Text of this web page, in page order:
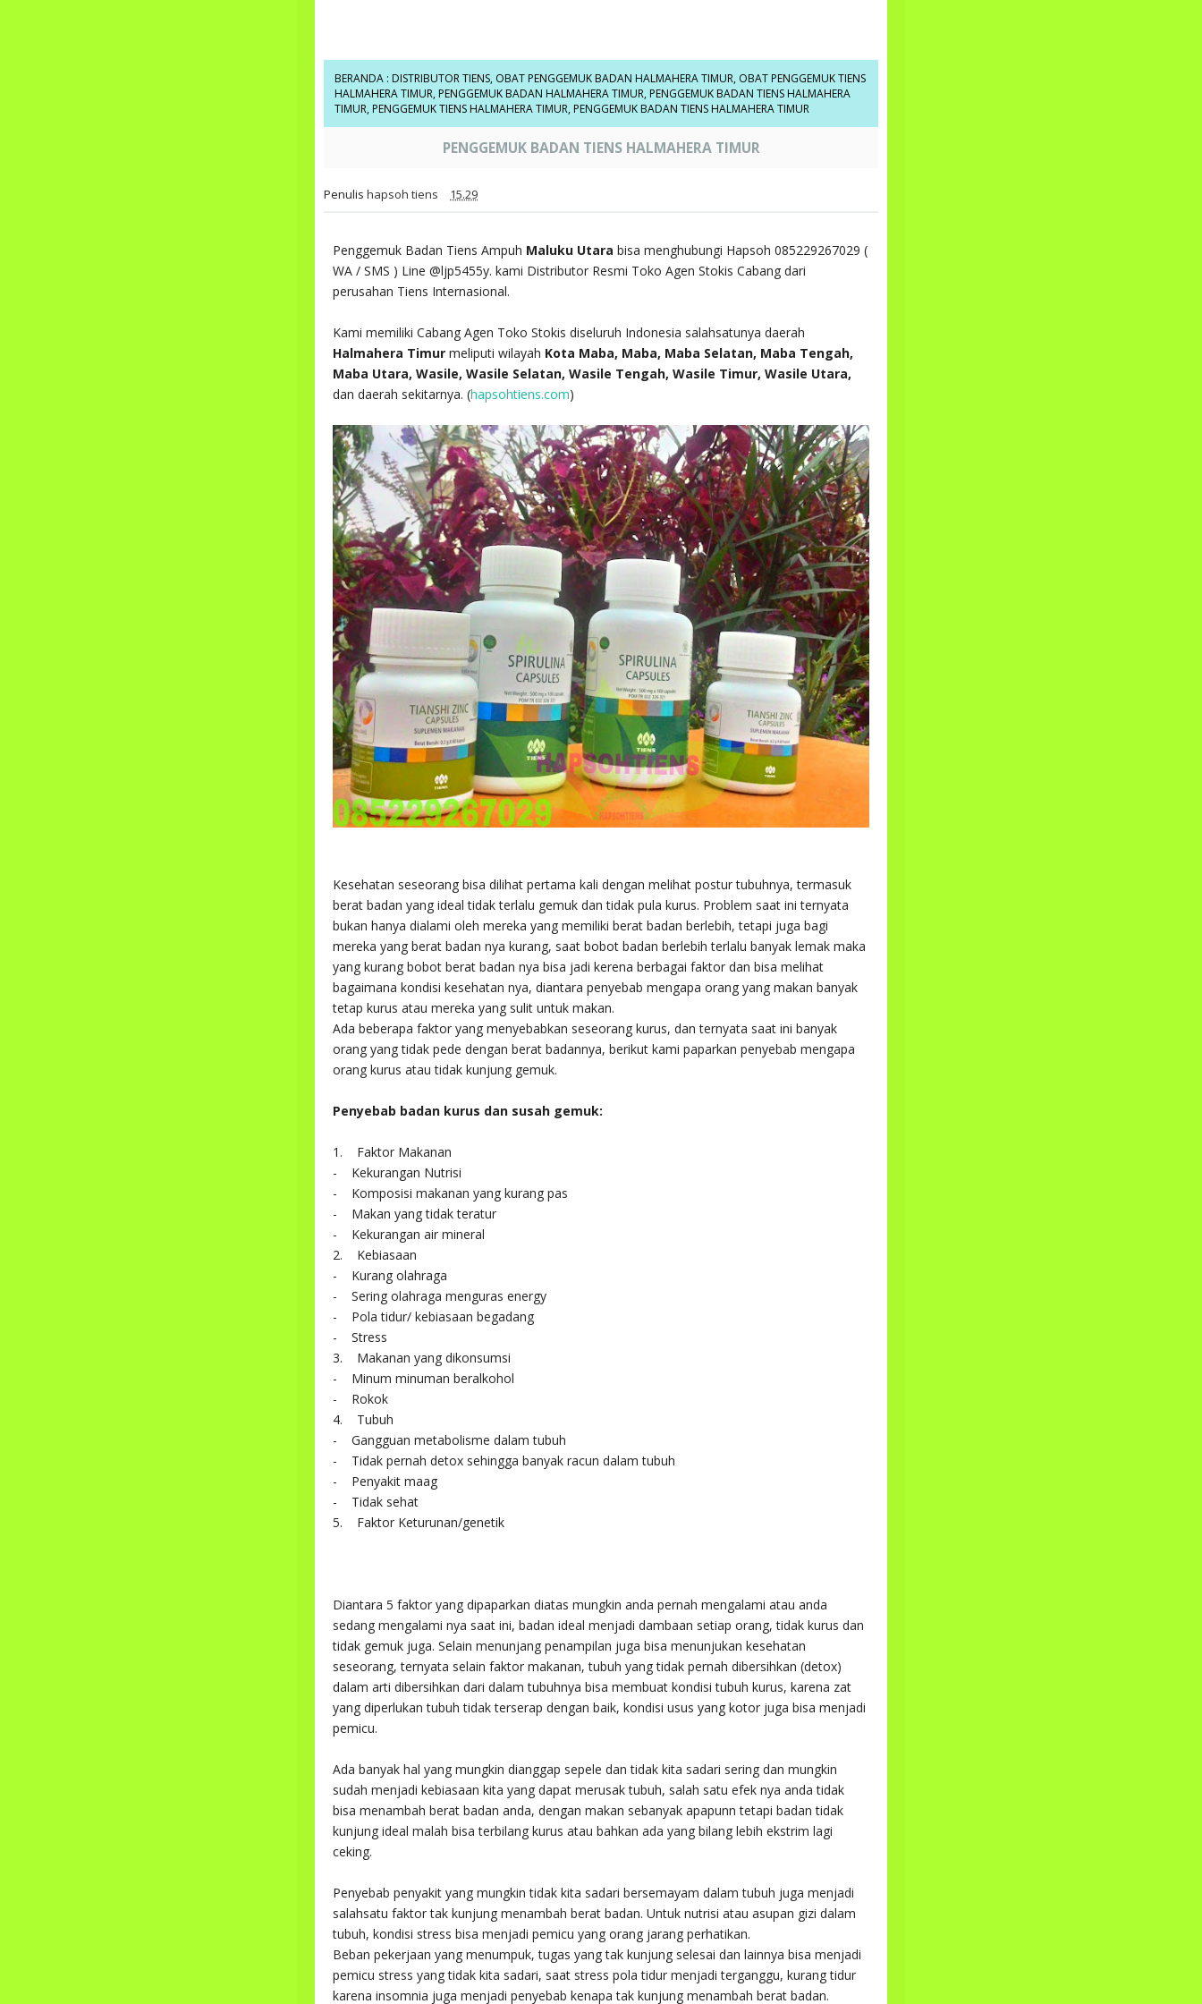
BERANDA : DISTRIBUTOR TIENS, OBAT PENGGEMUK BADAN HALMAHERA TIMUR, OBAT PENGGEMUK TIENS
HALMAHERA TIMUR, PENGGEMUK BADAN HALMAHERA TIMUR, PENGGEMUK BADAN TIENS HALMAHERA
TIMUR, PENGGEMUK TIENS HALMAHERA TIMUR, PENGGEMUK BADAN TIENS HALMAHERA TIMUR
PENGGEMUK BADAN TIENS HALMAHERA TIMUR
Penulis hapsoh tiens 15.29
Penggemuk Badan Tiens Ampuh Maluku Utara bisa menghubungi Hapsoh 085229267029 (
WA / SMS ) Line @ljp5455y. kami Distributor Resmi Toko Agen Stokis Cabang dari
perusahan Tiens Internasional.
Kami memiliki Cabang Agen Toko Stokis diseluruh Indonesia salahsatunya daerah
Halmahera Timur meliputi wilayah Kota Maba, Maba, Maba Selatan, Maba Tengah,
Maba Utara, Wasile, Wasile Selatan, Wasile Tengah, Wasile Timur, Wasile Utara,
dan daerah sekitarnya. (hapsohtiens.com)
Kesehatan seseorang bisa dilihat pertama kali dengan melihat postur tubuhnya, termasuk
berat badan yang ideal tidak terlalu gemuk dan tidak pula kurus. Problem saat ini ternyata
bukan hanya dialami oleh mereka yang memiliki berat badan berlebih, tetapi juga bagi
mereka yang berat badan nya kurang, saat bobot badan berlebih terlalu banyak lemak maka
yang kurang bobot berat badan nya bisa jadi kerena berbagai faktor dan bisa melihat
bagaimana kondisi kesehatan nya, diantara penyebab mengapa orang yang makan banyak
tetap kurus atau mereka yang sulit untuk makan.
Ada beberapa faktor yang menyebabkan seseorang kurus, dan ternyata saat ini banyak
orang yang tidak pede dengan berat badannya, berikut kami paparkan penyebab mengapa
orang kurus atau tidak kunjung gemuk.
Penyebab badan kurus dan susah gemuk:
1. Faktor Makanan
- Kekurangan Nutrisi
- Komposisi makanan yang kurang pas
- Makan yang tidak teratur
- Kekurangan air mineral
2. Kebiasaan
- Kurang olahraga
- Sering olahraga menguras energy
- Pola tidur/ kebiasaan begadang
- Stress
3. Makanan yang dikonsumsi
- Minum minuman beralkohol
- Rokok
4. Tubuh
- Gangguan metabolisme dalam tubuh
- Tidak pernah detox sehingga banyak racun dalam tubuh
- Penyakit maag
- Tidak sehat
5. Faktor Keturunan/genetik
Diantara 5 faktor yang dipaparkan diatas mungkin anda pernah mengalami atau anda
sedang mengalami nya saat ini, badan ideal menjadi dambaan setiap orang, tidak kurus dan
tidak gemuk juga. Selain menunjang penampilan juga bisa menunjukan kesehatan
seseorang, ternyata selain faktor makanan, tubuh yang tidak pernah dibersihkan (detox)
dalam arti dibersihkan dari dalam tubuhnya bisa membuat kondisi tubuh kurus, karena zat
yang diperlukan tubuh tidak terserap dengan baik, kondisi usus yang kotor juga bisa menjadi
pemicu.
Ada banyak hal yang mungkin dianggap sepele dan tidak kita sadari sering dan mungkin
sudah menjadi kebiasaan kita yang dapat merusak tubuh, salah satu efek nya anda tidak
bisa menambah berat badan anda, dengan makan sebanyak apapunn tetapi badan tidak
kunjung ideal malah bisa terbilang kurus atau bahkan ada yang bilang lebih ekstrim lagi
ceking.
Penyebab penyakit yang mungkin tidak kita sadari bersemayam dalam tubuh juga menjadi
salahsatu faktor tak kunjung menambah berat badan. Untuk nutrisi atau asupan gizi dalam
tubuh, kondisi stress bisa menjadi pemicu yang orang jarang perhatikan.
Beban pekerjaan yang menumpuk, tugas yang tak kunjung selesai dan lainnya bisa menjadi
pemicu stress yang tidak kita sadari, saat stress pola tidur menjadi terganggu, kurang tidur
karena insomnia juga menjadi penyebab kenapa tak kunjung menambah berat badan.